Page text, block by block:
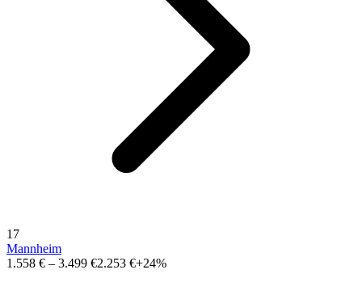
17
Mannheim
1.558 € – 3.499 €2.253 €+24%